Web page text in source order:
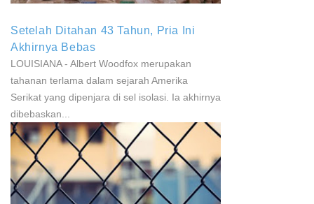
Setelah Ditahan 43 Tahun, Pria Ini
Akhirnya Bebas
LOUISIANA - Albert Woodfox merupakan
tahanan terlama dalam sejarah Amerika
Serikat yang dipenjara di sel isolasi. Ia akhirnya
dibebaskan...